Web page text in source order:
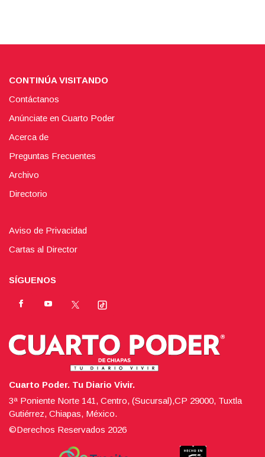
CONTINÚA VISITANDO
Contáctanos
Anúnciate en Cuarto Poder
Acerca de
Preguntas Frecuentes
Archivo
Directorio
Aviso de Privacidad
Cartas al Director
SÍGUENOS
Cuarto Poder. Tu Diario Vivir.
3ª Poniente Norte 141, Centro, (Sucursal),CP 29000, Tuxtla
Gutiérrez, Chiapas, México.
©Derechos Reservados 2026